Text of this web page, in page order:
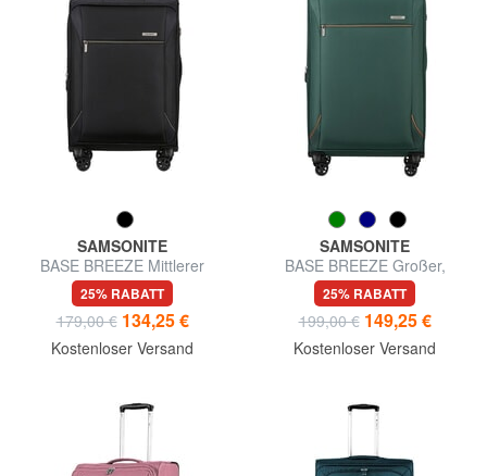
SAMSONITE
BASE BREEZE Mittlerer
Trolley
25% RABATT
179,00 € 134,25 €
Kostenloser Versand
SAMSONITE
BASE BREEZE Großer,
erweiterbarer Trolley
25% RABATT
199,00 € 149,25 €
Kostenloser Versand